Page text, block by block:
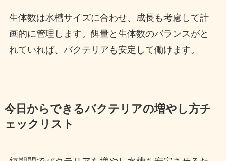
生体数は水槽サイズに合わせ、成長も考慮して計
画的に管理します。餌量と生体数のバランスがと
れていれば、バクテリアも安定して働けます。
今日からできるバクテリアの増やし方チ
ェックリスト